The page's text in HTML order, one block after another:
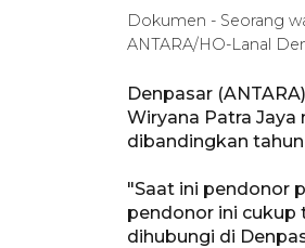
Dokumen - Seorang
ANTARA/HO-Lanal
Denpasar
Wiryana Patra
dibandingkan
"Saat ini pendonor
pendonor ini cukup
dihubungi di